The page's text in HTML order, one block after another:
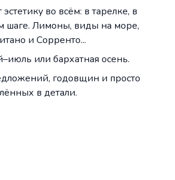
во всём: в тарелке, в
шаге. Лимоны, виды на море,
и Сорренто...
или бархатная осень.
годовщин и просто
в детали.